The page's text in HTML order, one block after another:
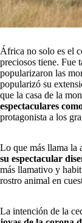
África no solo es el
preciosos tiene. Fue
popularizaron las
popularizó su
que la casa de la
espectaculares
protagonista a los
Lo que más llama la
su espectacular
más llamativo y
rostro animal en
La intención de la